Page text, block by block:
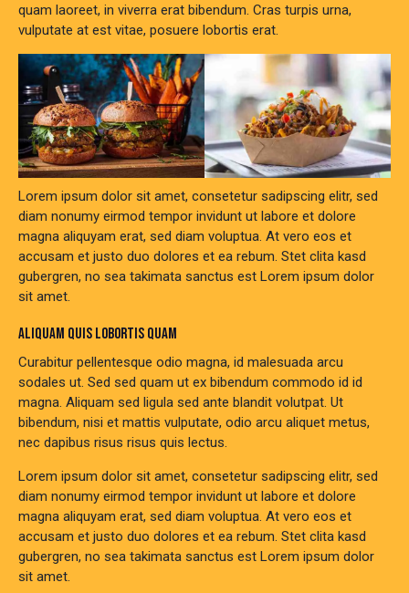
quam laoreet, in viverra erat bibendum. Cras turpis urna,
vulputate at est vitae, posuere lobortis erat.
Lorem ipsum dolor sit amet, consetetur sadipscing elitr, sed
diam nonumy eirmod tempor invidunt ut labore et dolore
magna aliquyam erat, sed diam voluptua. At vero eos et
accusam et justo duo dolores et ea rebum. Stet clita kasd
gubergren, no sea takimata sanctus est Lorem ipsum dolor
sit amet.
ALIQUAM QUIS LOBORTIS QUAM
Curabitur pellentesque odio magna, id malesuada arcu
sodales ut. Sed sed quam ut ex bibendum commodo id id
magna. Aliquam sed ligula sed ante blandit volutpat. Ut
bibendum, nisi et mattis vulputate, odio arcu aliquet metus,
nec dapibus risus risus quis lectus.
Lorem ipsum dolor sit amet, consetetur sadipscing elitr, sed
diam nonumy eirmod tempor invidunt ut labore et dolore
magna aliquyam erat, sed diam voluptua. At vero eos et
accusam et justo duo dolores et ea rebum. Stet clita kasd
gubergren, no sea takimata sanctus est Lorem ipsum dolor
sit amet.